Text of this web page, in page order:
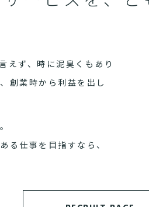
えず、時に泥臭くもあり
創業時から利益を出し
る仕事を目指すなら、